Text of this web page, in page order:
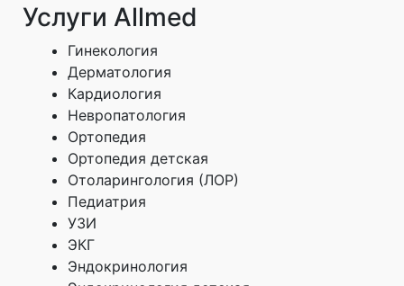
Услуги Allmed
Гинекология
Дерматология
Кардиология
Невропатология
Ортопедия
Ортопедия детская
Отоларингология (ЛОР)
Педиатрия
УЗИ
ЭКГ
Эндокринология